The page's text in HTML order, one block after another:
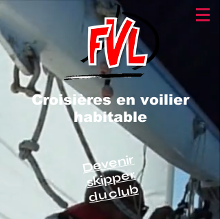
Croisières en voilier
habitable
Devenir
skipper
du club